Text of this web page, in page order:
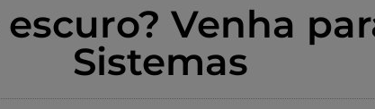
Venha
Sistemas